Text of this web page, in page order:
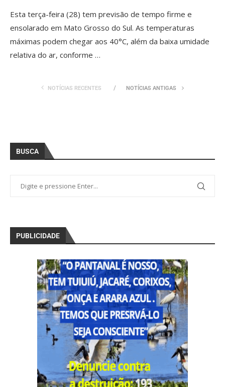
Esta terça-feira (28) tem previsão de tempo firme e
ensolarado em Mato Grosso do Sul. As temperaturas
máximas podem chegar aos 40°C, além da baixa umidade
relativa do ar, conforme …
NOTÍCIAS RECENTES NOTÍCIAS ANTIGAS
BUSCA
PUBLICIDADE